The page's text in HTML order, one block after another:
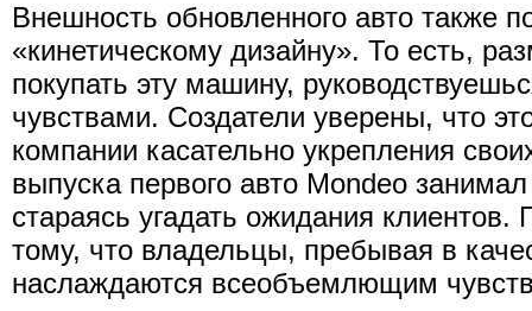
Внешность обновленного авто также
«кинетическому дизайну». То есть,
покупать эту машину,
чувствами. Создатели уверены, что
компании касательно укрепления
выпуска первого авто Mondeo
стараясь угадать ожидания
тому, что владельцы, пребывая в
наслаждаются всеобъемлющим